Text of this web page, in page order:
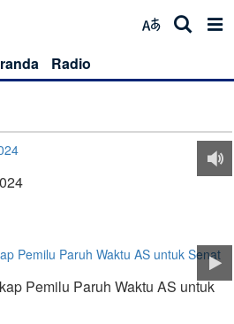
Radio
Pemilu Paruh Waktu AS untuk